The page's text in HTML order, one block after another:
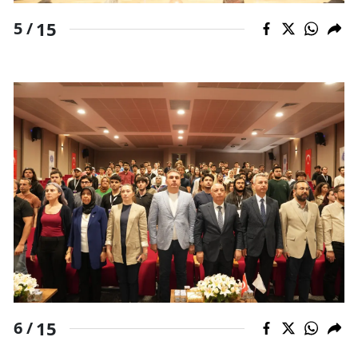
5 /15
6 /15